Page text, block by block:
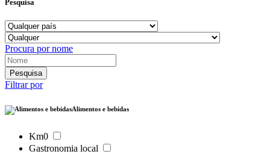
Pesquisa
Procura por nome
Filtrar por
Alimentos e bebidas
Km0
Gastronomia local